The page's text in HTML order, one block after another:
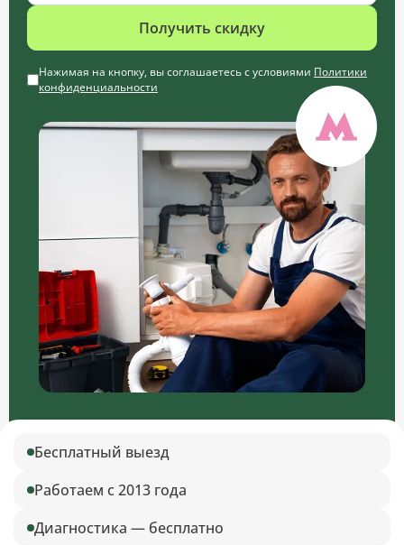
Получить скидку
Нажимая на кнопку, вы соглашаетесь с условиями Политики
конфиденциальности
Бесплатный выезд
Работаем с 2013 года
Диагностика — бесплатно